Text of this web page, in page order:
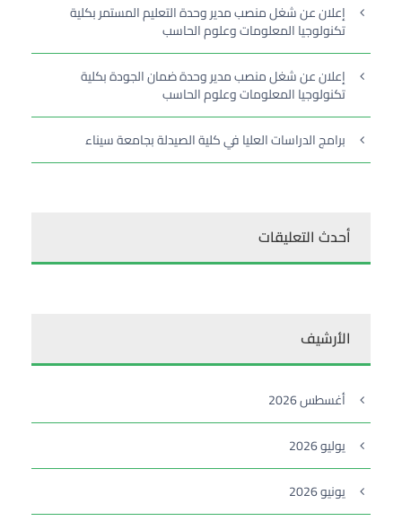
إعلان عن شغل منصب مدير وحدة التعليم المستمر بكلية
تكنولوجيا المعلومات وعلوم الحاسب
إعلان عن شغل منصب مدير وحدة ضمان الجودة بكلية
تكنولوجيا المعلومات وعلوم الحاسب
برامج الدراسات العليا في كلية الصيدلة بجامعة سيناء
أحدث التعليقات
الأرشيف
أغسطس 2026
يوليو 2026
يونيو 2026